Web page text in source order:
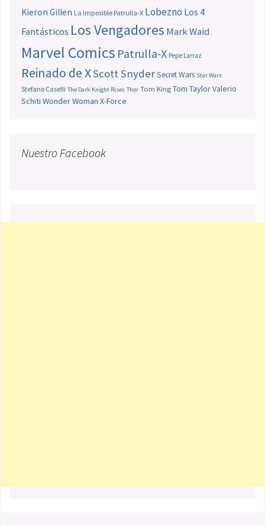
Kieron Gillen La Imposible Patrulla-X Lobezno Los 4
Fantásticos Los Vengadores Mark Waid
Marvel Comics Patrulla-X Pepe Larraz
Reinado de XScott SnyderSecret Wars Star Wars
Stefano Caselli The Dark Knight Rises Thor Tom King Tom TaylorValerio
Schiti Wonder Woman X-Force
Nuestro Facebook